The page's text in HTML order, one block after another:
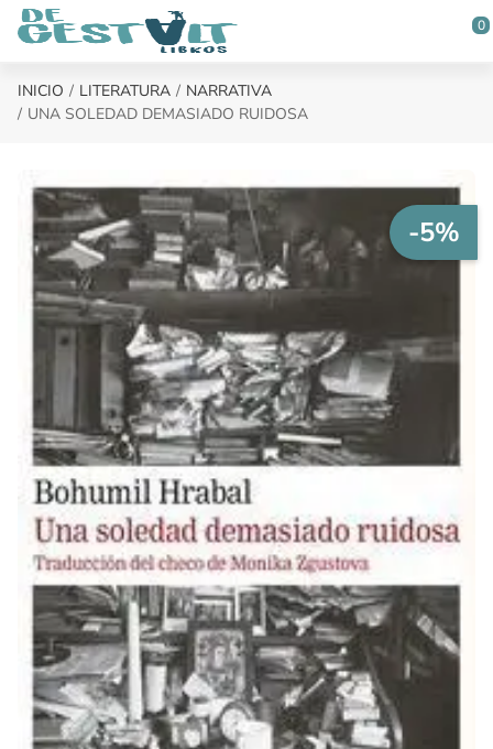
Saltar al contenido principal
0
INICIO LITERATURA
NARRATIVA
UNA SOLEDAD DEMASIADO RUIDOSA
-5%